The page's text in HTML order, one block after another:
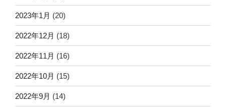
2023年1月 (20)
2022年12月 (18)
2022年11月 (16)
2022年10月 (15)
2022年9月 (14)